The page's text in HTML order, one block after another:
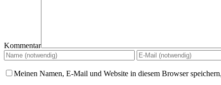
Kommentar
Meinen Namen, E-Mail und Website in diesem Browser